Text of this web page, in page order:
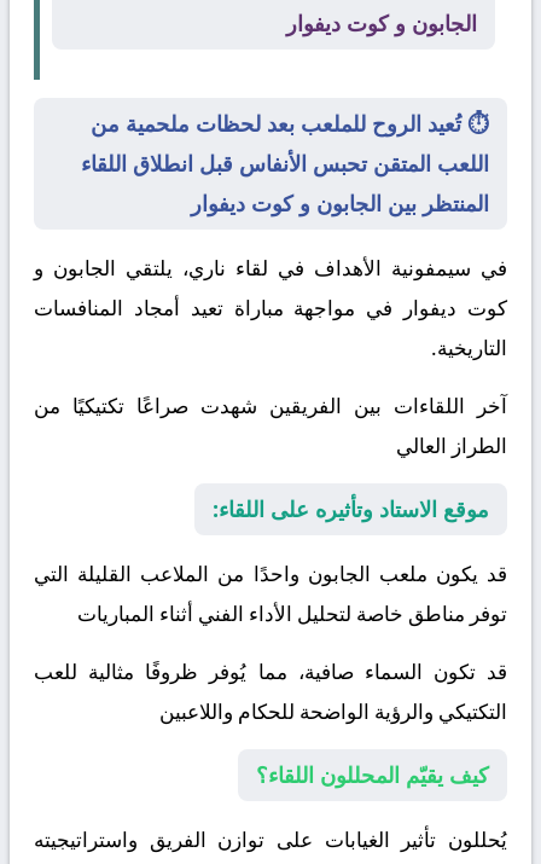
الجابون و كوت ديفوار
⏱️ تُعيد الروح للملعب بعد لحظات ملحمية من
اللعب المتقن تحبس الأنفاس قبل انطلاق اللقاء
المنتظر بين الجابون و كوت ديفوار
في سيمفونية الأهداف في لقاء ناري، يلتقي الجابون و
كوت ديفوار
في مواجهة مباراة تعيد أمجاد المنافسات
التاريخية.
آخر اللقاءات بين الفريقين شهدت صراعًا تكتيكيًا من
الطراز العالي
موقع الاستاد وتأثيره على اللقاء:
قد يكون ملعب الجابون واحدًا من الملاعب القليلة التي
توفر مناطق خاصة لتحليل الأداء الفني أثناء المباريات
قد تكون السماء صافية، مما يُوفر ظروفًا مثالية للعب
التكتيكي والرؤية الواضحة للحكام واللاعبين
كيف يقيّم المحللون اللقاء؟
يُحللون تأثير الغيابات على توازن الفريق واستراتيجيته